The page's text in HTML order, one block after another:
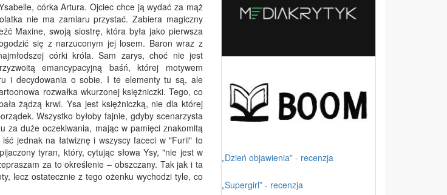
córka Artura. Ojciec chce ją wydać za mąż
nie ma zamiaru przystać. Zabiera magiczny
Maxine, swoją siostrę, która była jako pierwsza
się z narzuconym jej losem. Baron wraz z
córki króla. Sam zarys, choć nie jest
emancypacyjną baśń, której motywem
i decydowania o sobie. I te elementy tu są, ale
rozwałka wkurzonej księżniczki. Tego, co
żądzą krwi. Ysa jest księżniczką, nie dla której
Wszystko byłoby fajnie, gdyby scenarzysta
za duże oczekiwania, mając w pamięci znakomitą
jednak na łatwiznę i wszyscy faceci w "Furii" to
tyran, który, cytując słowa Ysy, "nie jest w
za to określenie – obszczany. Tak jak i ta
lecz ostatecznie z tego ożenku wychodzi tyle, co
„Dzień objawienia” - recenzja
„Supergirl” - recenzja